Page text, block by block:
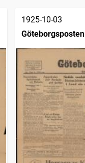
1925-10-03
Göteborgsposten